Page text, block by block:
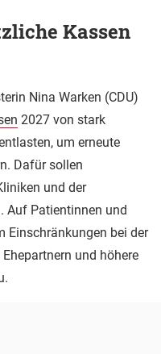
Kassen
Nina Warken (CDU)
2027 von stark
um erneute
Dafür sollen
und der
Auf Patientinnen und
Einschränkungen bei der
und höhere